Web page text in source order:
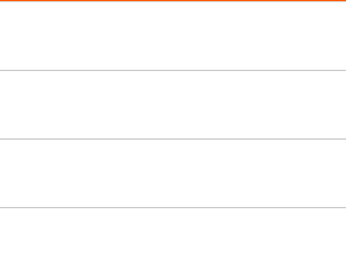
Zbog toga je EKI ovoj školi
da uz pomoć doniranih sredstava
računarska oprema donijeti
školsko okruženje za sve.